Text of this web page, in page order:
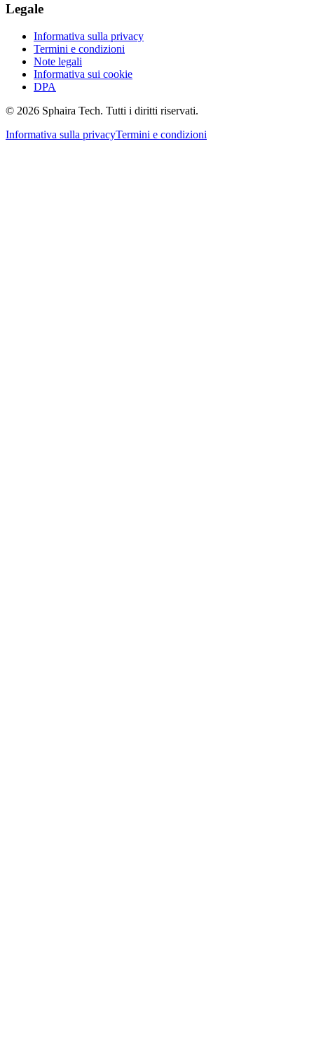
Legale
Informativa sulla privacy
Termini e condizioni
Note legali
Informativa sui cookie
DPA
© 2026 Sphaira Tech. Tutti i diritti riservati.
Informativa sulla privacyTermini e condizioni